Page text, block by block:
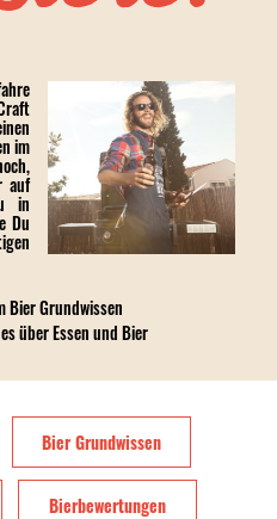
im
auf
in
Du
Bier Grundwissen
überEssen und Bier
Bier Grundwissen
Bierbewertungen